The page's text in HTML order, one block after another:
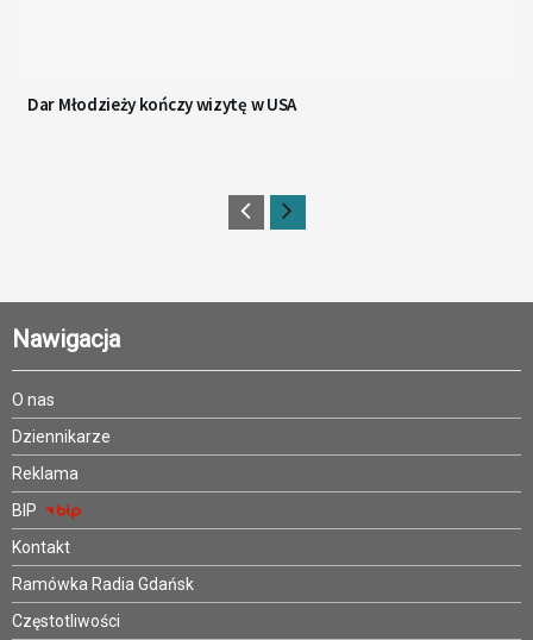
Dar Młodzieży kończy wizytę w USA
Nawigacja
O nas
Dziennikarze
Reklama
BIP
Kontakt
Ramówka Radia Gdańsk
Częstotliwości